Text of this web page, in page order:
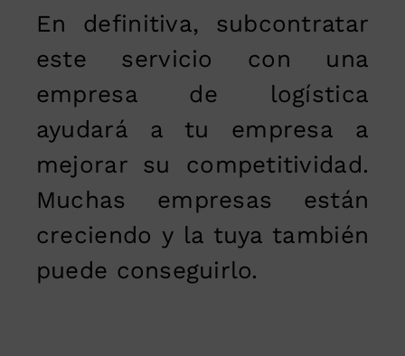
En definitiva, subcontratar
este servicio con una
empresa de logística
ayudará a tu empresa a
mejorar su competitividad.
Muchas empresas están
creciendo y la tuya también
puede conseguirlo.